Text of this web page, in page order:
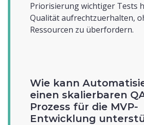
Priorisierung wichtiger Tests
Qualität aufrechtzuerhalten,
Ressourcen zu überfordern.
Wie kann
einen skalierbaren
Prozess für die MVP-
Entwicklung